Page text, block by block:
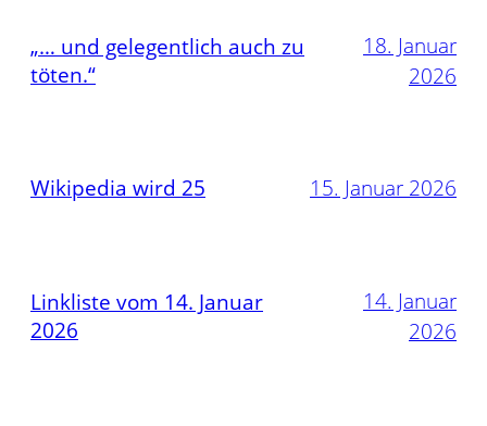
„… und gelegentlich auch zu
töten.“
18. Januar
2026
Wikipedia wird 25 15. Januar 2026
Linkliste vom 14. Januar
2026
14. Januar
2026